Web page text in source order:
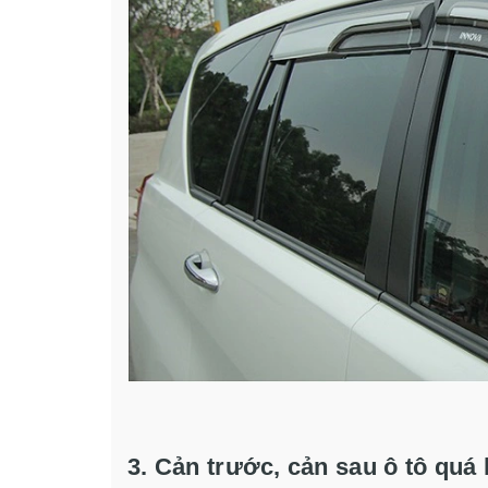
3. Cản trước, cản sau ô tô quá